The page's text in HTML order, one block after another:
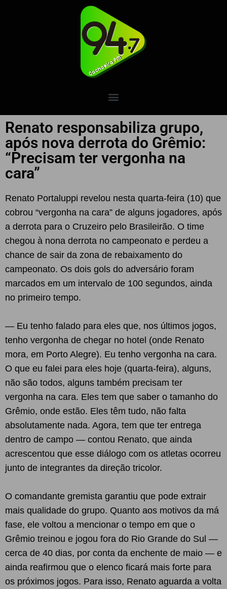
Renato responsabiliza grupo,
após nova derrota do Grêmio:
“Precisam ter vergonha na
cara”
Renato Portaluppi revelou nesta quarta-feira (10) que
cobrou “vergonha na cara” de alguns jogadores, após
a derrota para o Cruzeiro pelo Brasileirão. O time
chegou à nona derrota no campeonato e perdeu a
chance de sair da zona de rebaixamento do
campeonato. Os dois gols do adversário foram
marcados em um intervalo de 100 segundos, ainda
no primeiro tempo.
— Eu tenho falado para eles que, nos últimos jogos,
tenho vergonha de chegar no hotel (onde Renato
mora, em Porto Alegre). Eu tenho vergonha na cara.
O que eu falei para eles hoje (quarta-feira), alguns,
não são todos, alguns também precisam ter
vergonha na cara. Eles tem que saber o tamanho do
Grêmio, onde estão. Eles têm tudo, não falta
absolutamente nada. Agora, tem que ter entrega
dentro de campo — contou Renato, que ainda
acrescentou que esse diálogo com os atletas ocorreu
junto de integrantes da direção tricolor.
O comandante gremista garantiu que pode extrair
mais qualidade do grupo. Quanto aos motivos da má
fase, ele voltou a mencionar o tempo em que o
Grêmio treinou e jogou fora do Rio Grande do Sul —
cerca de 40 dias, por conta da enchente de maio — e
ainda reafirmou que o elenco ficará mais forte para
os próximos jogos. Para isso, Renato aguarda a volta